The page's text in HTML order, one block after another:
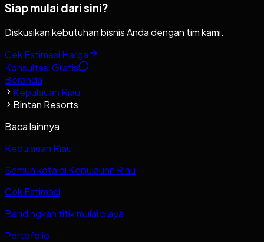
Siap mulai dari sini?
Diskusikan kebutuhan bisnis Anda dengan tim kami.
Cek Estimasi Harga
Konsultasi Gratis
Beranda
Kepulauan Riau
Bintan Resorts
Baca lainnya
Kepulauan Riau
Semua kota di Kepulauan Riau
Cek Estimasi
Bandingkan titik mulai biaya
Portofolio